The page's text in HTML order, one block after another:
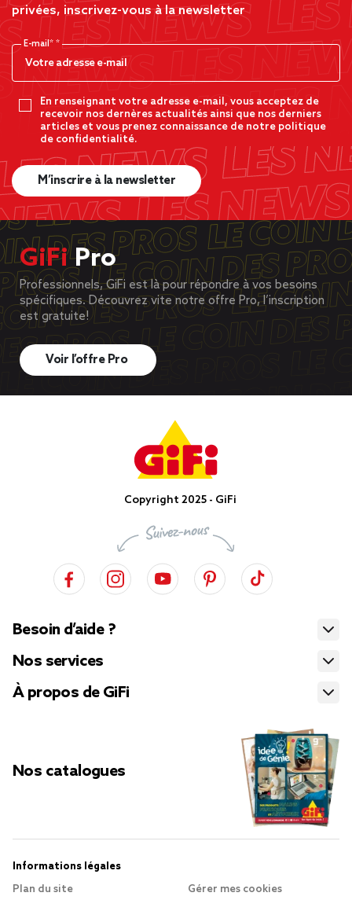
privées, inscrivez-vous à la newsletter
E-mail*
En renseignant votre adresse e-mail, vous acceptez de
recevoir nos dernères actualités ainsi que nos derniers
articles et vous prenez connaissance de notre politique
de confidentialité.
M’inscrire à la newsletter
GiFiPro
Professionnels, GiFi est là pour répondre à vos besoins
spécifiques. Découvrez vite notre offre Pro, l’inscription
est gratuite!
Voir l’offre Pro
Copyright 2025 - GiFi
Besoin d’aide ?
Nos services
À propos de GiFi
Nos catalogues
Informations légales
Plan du site
Gérer mes cookies